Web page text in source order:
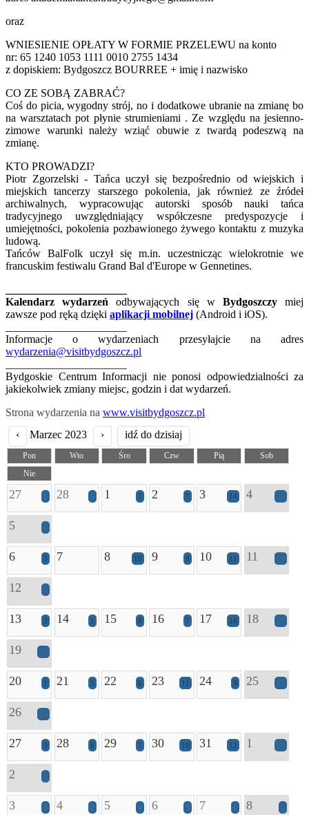
oraz
WNIESIENIE OPŁATY W FORMIE PRZELEWU na konto
nr: 65 1240 1053 1111 0010 2755 1434
z dopiskiem: Bydgoszcz BOURREE + imię i nazwisko
CO ZE SOBĄ ZABRAĆ?
Coś do picia, wygodny strój, no i dodatkowe ubranie na zmianę bo
na warsztatach pot płynie strumieniami . Ze względu na jesienno-
zimowe warunki należy wziąć obuwie z twardą podeszwą na
zmianę.
KTO PROWADZI?
Piotr Zgorzelski - Tańca uczył się bezpośrednio od wiejskich i
miejskich tancerzy starszego pokolenia, jak również ze źródeł
archiwalnych, wypracowując autorski sposób nauki tańca
tradycyjnego uwzględniający współczesne predyspozycje i
umiejętności, pokolenia pozbawionego żywego kontaktu z muzyka
ludową.
Tańców BalFolk uczył się m.in. uczestnicząc wielokrotnie we
francuskim festiwalu Grand Bal d'Europe w Gennetines.
Kalendarz wydarzeń odbywających się w Bydgoszczymiej
zawsze pod ręką dzięki aplikacji mobilnej (Android i iOS).
Informacje o wydarzeniach przesyłajcie na adres
wydarzenia@visitbydgoszcz.pl
Bydgoskie Centrum Informacji nie ponosi odpowiedzialności za
jakiekolwiek zmiany miejsc, godzin i dat wydarzeń.
Strona wydarzenia na www.visitbydgoszcz.pl
‹
Marzec 2023 › idź do dzisiaj
Pon Wto Śro Czw Pią
Sob
Nie
27 1 28 5 1 7 2 7 3 14 4 14
5 8
6 3 7 8 10 9 8 10 11 11 15
12 9
13 3 14 1 15 8 16 7 17 16 18 21
19 18
20 1 21 5 22 6 23 11 24 9 25 25
26 18
27 3 28 6 29 7 30 10 31 12 1 20
2 9
3 3 4 2 5 4 6 5 7 1 8 4